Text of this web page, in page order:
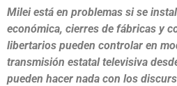
Milei está en problemas si se
económica, cierres de fábricas y
libertarios pueden controlar en
transmisión estatal televisiva
pueden hacer nada con los